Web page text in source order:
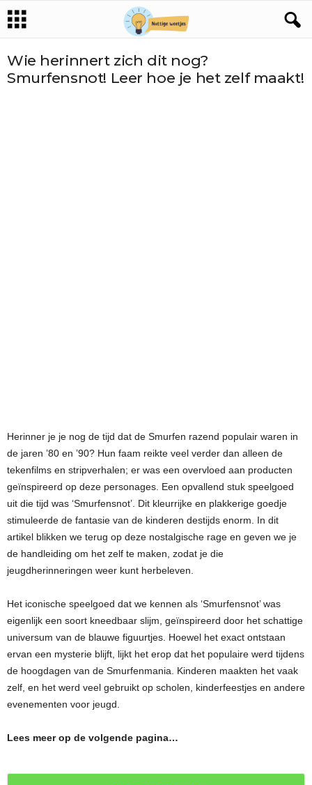
Wie herinnert zich dit nog?
Smurfensnot! Leer hoe je het zelf maakt!
Herinner je je nog de tijd dat de Smurfen razend populair waren in
de jaren ’80 en ’90? Hun faam reikte veel verder dan alleen de
tekenfilms en stripverhalen; er was een overvloed aan producten
geïnspireerd op deze personages. Een opvallend stuk speelgoed
uit die tijd was ‘Smurfensnot’. Dit kleurrijke en plakkerige goedje
stimuleerde de fantasie van de kinderen destijds enorm. In dit
artikel blikken we terug op deze nostalgische rage en geven we je
de handleiding om het zelf te maken, zodat je die
jeugdherinneringen weer kunt herbeleven.
Het iconische speelgoed dat we kennen als ‘Smurfensnot’ was
eigenlijk een soort kneedbaar slijm, geïnspireerd door het schattige
universum van de blauwe figuurtjes. Hoewel het exact ontstaan
ervan een mysterie blijft, lijkt het erop dat het populaire werd tijdens
de hoogdagen van de Smurfenmania. Kinderen maakten het vaak
zelf, en het werd veel gebruikt op scholen, kinderfeestjes en andere
evenementen voor jeugd.
Lees meer op de volgende pagina…